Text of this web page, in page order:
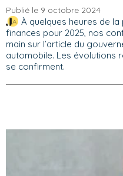
Publié le 9 octobre 2024
À quelques heures de
finances pour 2025, nos
main sur l’article du
automobile. Les évolutions
se confirment.